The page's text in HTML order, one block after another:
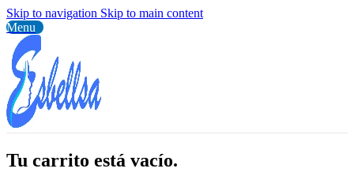
Skip to navigation Skip to main content
Menu
Tu carrito está vacío.